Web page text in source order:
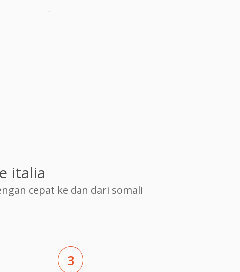
italia
cepat ke dan dari somali
3